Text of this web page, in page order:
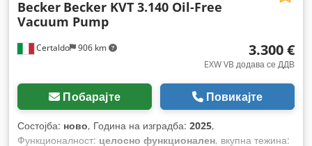
Certaldo 906 km
Becker Becker KVT 3.140 Oil-Free
Vacuum Pump
3.300 €
EXW VB додава се ДДВ
Побарајте Повикајте
Состојба: ново, Година на изградба: 2025,
Функционалност: целосно функционален, вкупна тежина: